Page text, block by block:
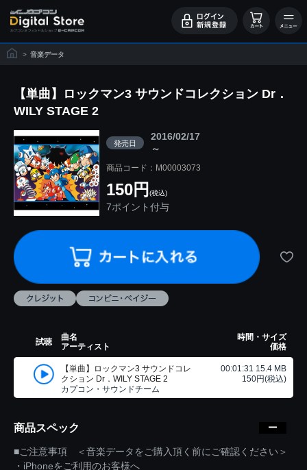
> 音楽データ
【単曲】ロックマン3 サウンドコレクション Dr．
WILY STAGE 2
発売日
2016/02/17
～
商品コード：M00003073
150円 (税込)
7ポイント付与
試聴
曲名
アーティスト
時間・サイズ
価格
【単曲】ロックマン3 サウンドコレ
クション Dr．WILY STAGE 2
カプコン・サウンドチーム
00:01:31 15.4 MB
150円(税込)
商品スペック
■ご注意事項 ＜音楽データをご購入頂く前にご確認ください＞
・iPhoneをご利用のお客様へ